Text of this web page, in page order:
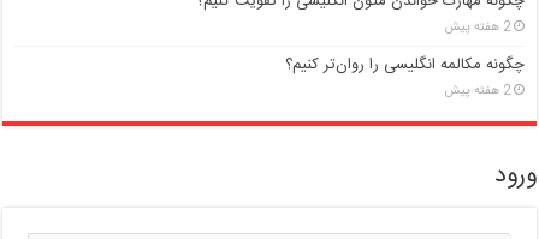
2 هفته پیش
چگونه مکالمه انگلیسی را روان‌تر کنیم؟
2 هفته پیش
ورود